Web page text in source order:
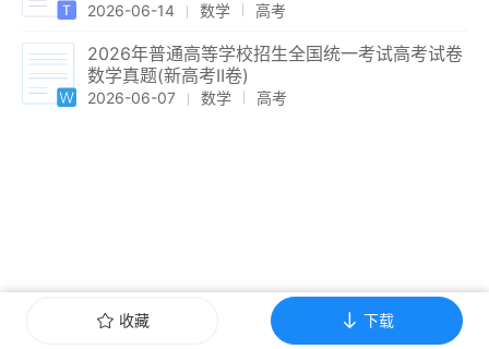
2026-06-14 数学 高考
2026年普通高等学校招生全国统一考试高考试卷
数学真题(新高考II卷)
2026-06-07 数学 高考
收藏 下载